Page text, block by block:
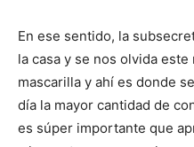
En ese sentido, la
la casa y se nos olvida este
mascarilla y ahí es donde
día la mayor cantidad de
es súper importante que